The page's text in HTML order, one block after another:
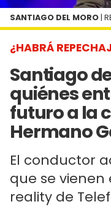
¿HABRÁ
Santiago
quiénes
futuro a la
Hermano
El conductor
que se
reality de
SANTIAGO DEL MORO |